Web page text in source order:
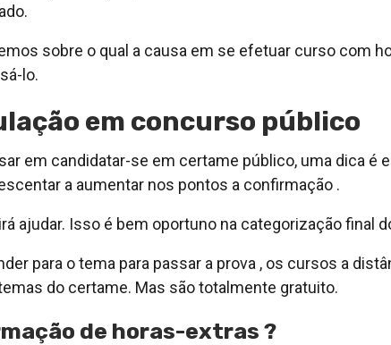
sobre o qual a causa em se efetuar curso com
lo.
em concurso público
em candidatar-se em certame público, uma dica é
a aumentar nos pontos a confirmação .
ajudar. Isso é bem oportuno na categorização final
para o tema para passar a prova , os cursos a
do certame. Mas são totalmente gratuito.
de horas-extras ?